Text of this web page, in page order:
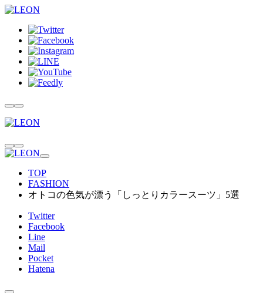
TOP
FASHION
オトコの色気が漂う「しっとりカラースーツ」5選
Twitter
Facebook
Line
Mail
Pocket
Hatena